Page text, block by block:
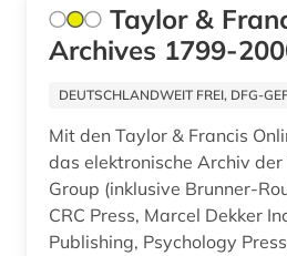
landwirtschaft (1)
lehrbuch (3)
lernprogramm (2)
lexikon (2)
literaturwissenschaft (1)
maschinenbau (6)
Taylor &
Archives 1799-
DEUTSCHLANDWEIT FREI, DFG-
Mit den Taylor & Francis
das elektronische Archiv der
Group (inklusive Brunner-
CRC Press, Marcel Dekker
Publishing, Psychology